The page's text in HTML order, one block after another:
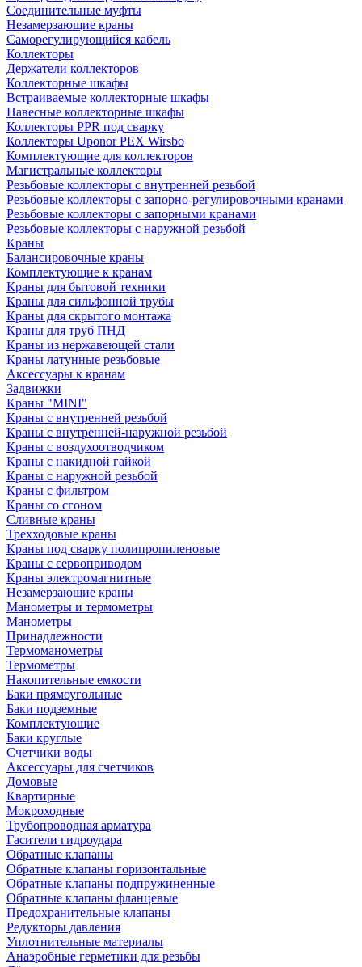
Соединительные муфты
Незамерзающие краны
Саморегулирующийся кабель
Коллекторы
Держатели коллекторов
Коллекторные шкафы
Встраиваемые коллекторные шкафы
Навесные коллекторные шкафы
Коллекторы PPR под сварку
Коллекторы Uponor PEX Wirsbo
Комплектующие для коллекторов
Магистральные коллекторы
Резьбовые коллекторы с внутренней резьбой
Резьбовые коллекторы с запорно-регулировочными кранами
Резьбовые коллекторы с запорными кранами
Резьбовые коллекторы с наружной резьбой
Краны
Балансировочные краны
Комплектующие к кранам
Краны для бытовой техники
Краны для сильфонной трубы
Краны для скрытого монтажа
Краны для труб ПНД
Краны из нержавеющей стали
Краны латунные резьбовые
Аксессуары к кранам
Задвижки
Краны "MINI"
Краны с внутренней резьбой
Краны с внутренней-наружной резьбой
Краны с воздухоотводчиком
Краны с накидной гайкой
Краны с наружной резьбой
Краны с фильтром
Краны со сгоном
Сливные краны
Трехходовые краны
Краны под сварку полипропиленовые
Краны с сервоприводом
Краны электромагнитные
Незамерзающие краны
Манометры и термометры
Манометры
Принадлежности
Термоманометры
Термометры
Накопительные емкости
Баки прямоугольные
Баки подземные
Комплектующие
Баки круглые
Счетчики воды
Аксессуары для счетчиков
Домовые
Квартирные
Мокроходные
Трубопроводная арматура
Гасители гидроудара
Обратные клапаны
Обратные клапаны горизонтальные
Обратные клапаны подпружиненные
Обратные клапаны фланцевые
Предохранительные клапаны
Редукторы давления
Уплотнительные материалы
Анаэробные герметики для резьбы